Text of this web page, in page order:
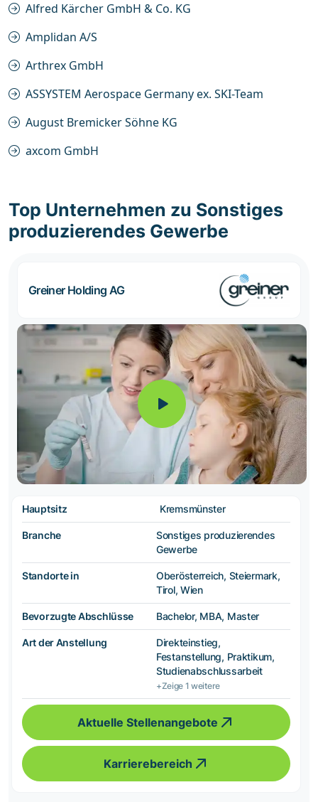
Alfred Kärcher GmbH & Co. KG
Amplidan A/S
Arthrex GmbH
ASSYSTEM Aerospace Germany ex. SKI-Team
August Bremicker Söhne KG
axcom GmbH
Top Unternehmen zu Sonstiges
produzierendes Gewerbe
Greiner Holding AG
Hauptsitz Kremsmünster
Branche
Sonstiges produzierendes
Gewerbe
Standorte in
Oberösterreich, Steiermark,
Tirol, Wien
Bevorzugte Abschlüsse Bachelor, MBA, Master
Art der Anstellung
Direkteinstieg,
Festanstellung, Praktikum,
Studienabschlussarbeit
+Zeige 1 weitere
Aktuelle Stellenangebote
Karrierebereich